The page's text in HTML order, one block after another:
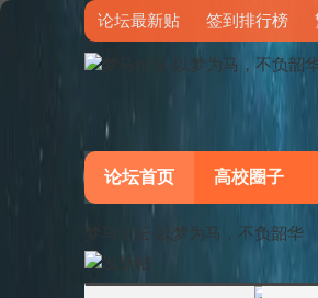
论坛最新贴 签到排行榜
论坛首页 高校圈子
梦马论坛-以梦为马，不负韶华